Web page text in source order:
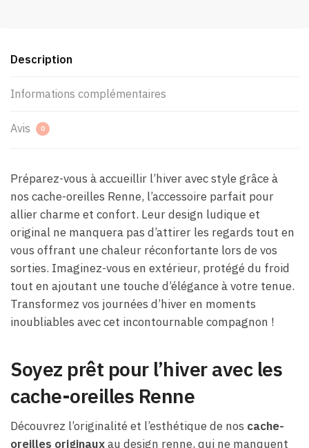
Description
Informations complémentaires
Avis 0
Préparez-vous à accueillir l’hiver avec style grâce à
nos cache-oreilles Renne, l’accessoire parfait pour
allier charme et confort. Leur design ludique et
original ne manquera pas d’attirer les regards tout en
vous offrant une chaleur réconfortante lors de vos
sorties. Imaginez-vous en extérieur, protégé du froid
tout en ajoutant une touche d’élégance à votre tenue.
Transformez vos journées d’hiver en moments
inoubliables avec cet incontournable compagnon !
Soyez prêt pour l’hiver avec les
cache-oreilles Renne
Découvrez l’originalité et l’esthétique de nos cache-
oreilles originauxau design renne, qui ne manquent